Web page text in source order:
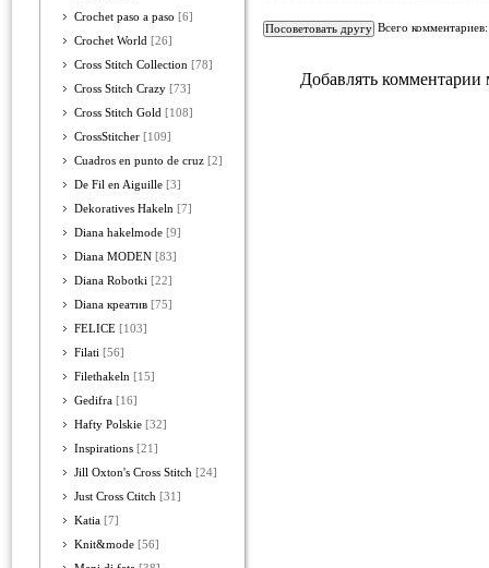
Crochet paso a paso [6]
Crochet World [26]
Cross Stitch Collection [78]
Cross Stitch Crazy [73]
Cross Stitch Gold [108]
CrossStitcher [109]
Cuadros en punto de cruz [2]
De Fil en Aiguille [3]
Dekoratives Hakeln [7]
Diana hakelmode [9]
Diana MODEN [83]
Diana Robotki [22]
Diana креатив [75]
FELICE [103]
Filati [56]
Filethakeln [15]
Gedifra [16]
Hafty Polskie [32]
Inspirations [21]
Jill Oxton's Cross Stitch [24]
Just Cross Ctitch [31]
Katia [7]
Knit&mode [56]
Всего
Добавлять комментарии